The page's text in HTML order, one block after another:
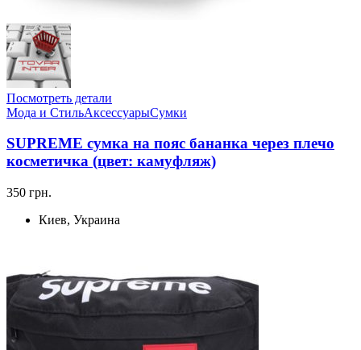
Посмотреть детали
Мода и СтильАксессуарыСумки
SUPREME сумка на пояс бананка через плечо
косметичка (цвет: камуфляж)
350 грн.
Киев, Украина